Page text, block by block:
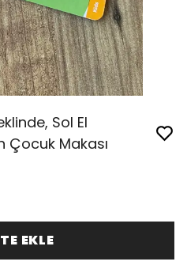
Sol El
Çocuk Makası
EKLE